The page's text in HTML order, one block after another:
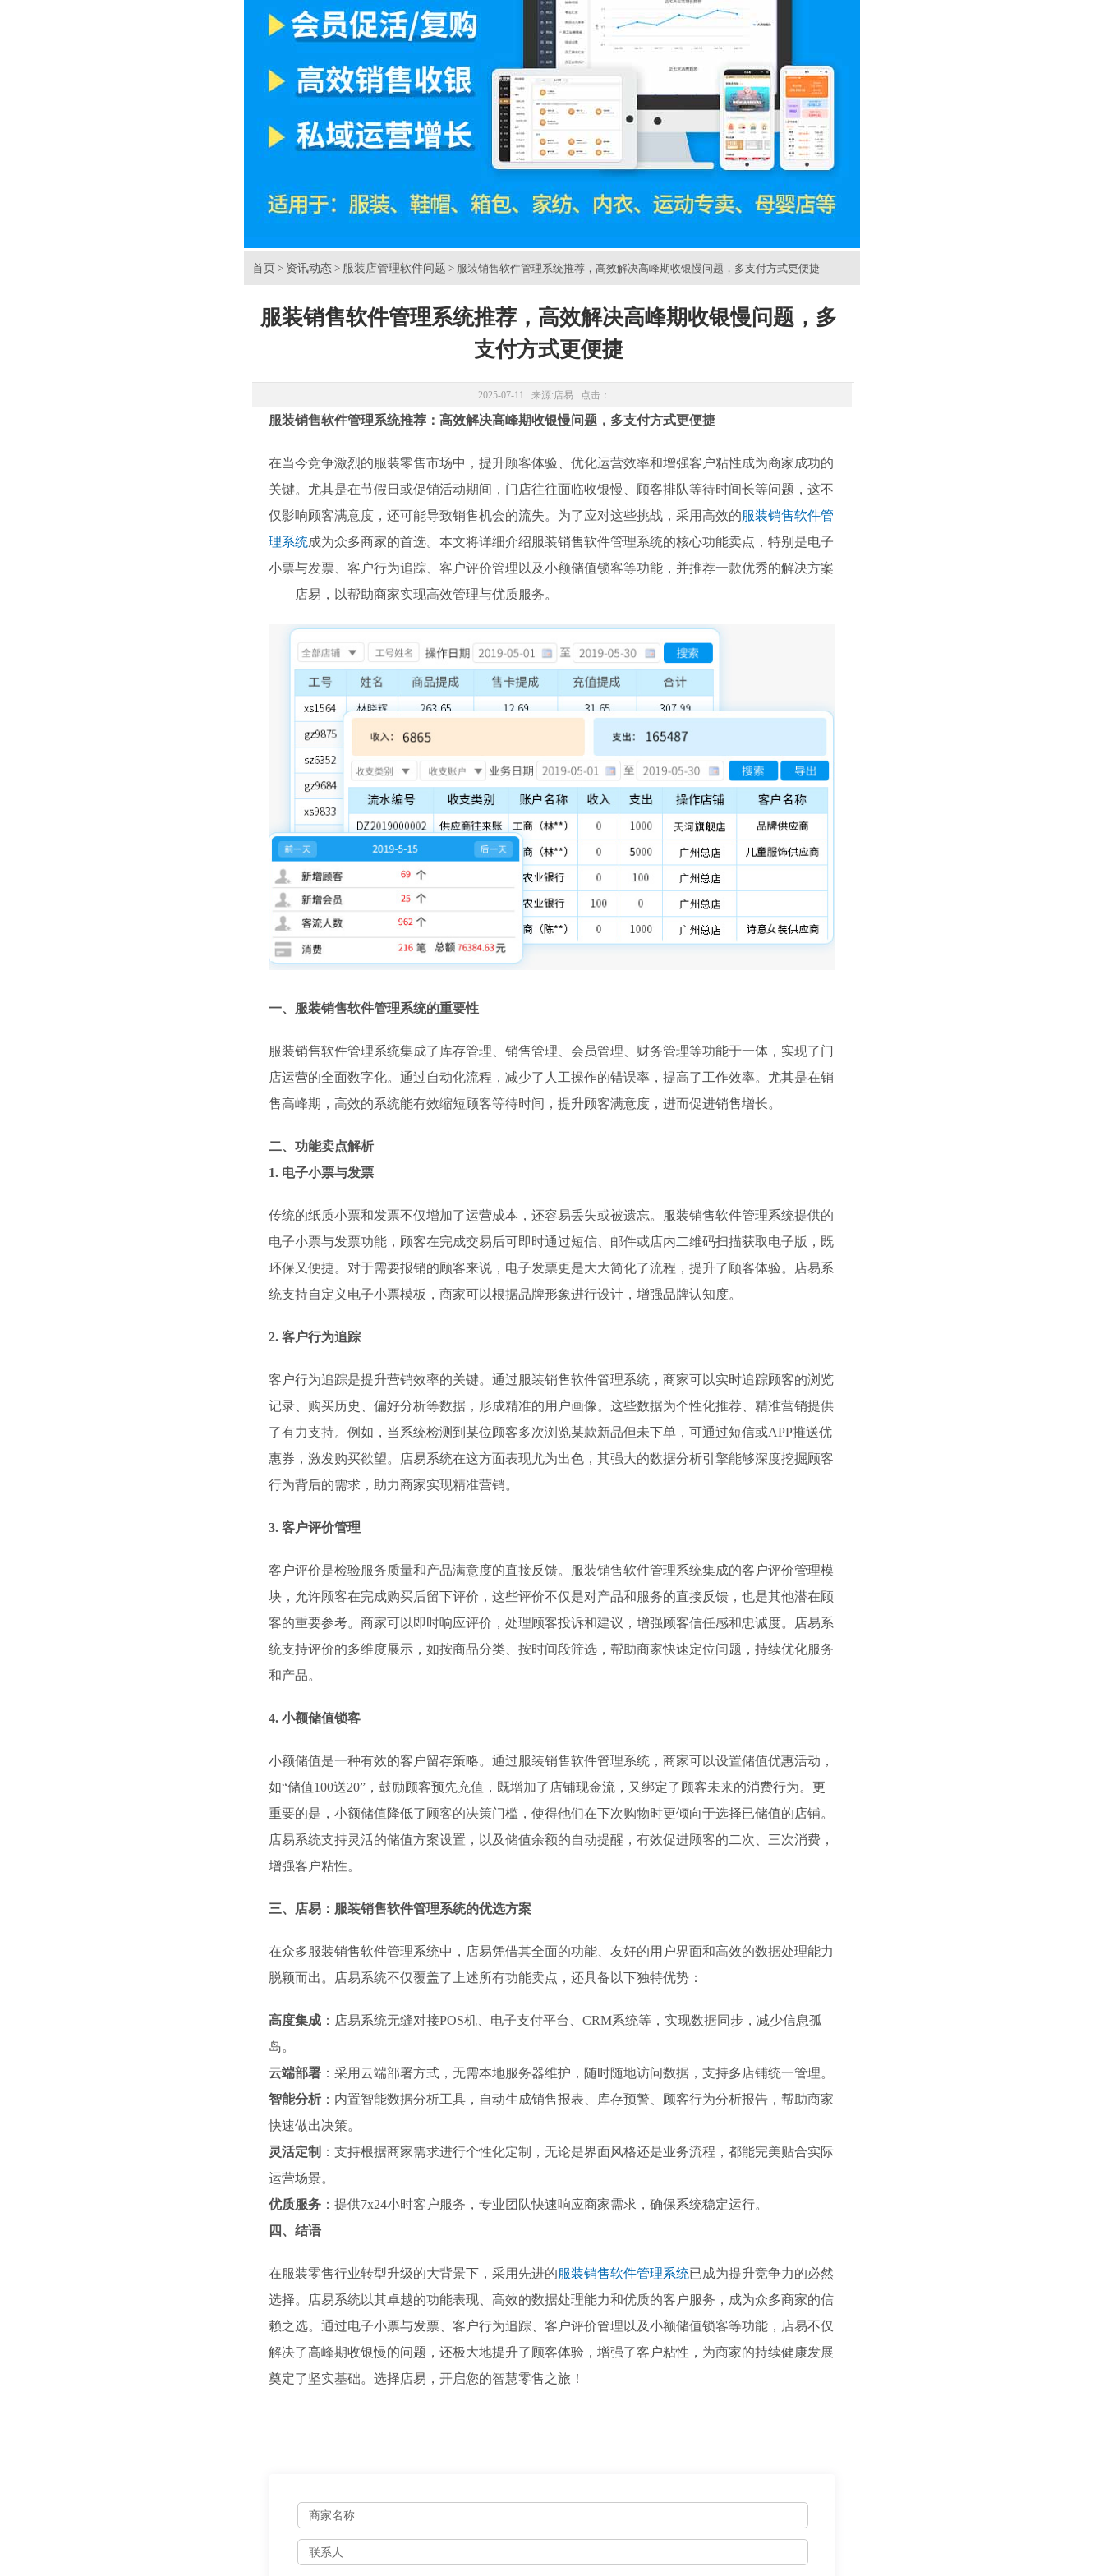
首页 > 资讯动态 > 服装店管理软件问题 > 服装销售软件管理系统推荐，高效解决高峰期收银慢问题，多支付方式更便捷
服装销售软件管理系统推荐，高效解决高峰期收银慢问题，多
支付方式更便捷
2025-07-11 来源:店易 点击：
服装销售软件管理系统推荐：高效解决高峰期收银慢问题，多支付方式更便捷
在当今竞争激烈的服装零售市场中，提升顾客体验、优化运营效率和增强客户粘性成为商家成功的
关键。尤其是在节假日或促销活动期间，门店往往面临收银慢、顾客排队等待时间长等问题，这不
仅影响顾客满意度，还可能导致销售机会的流失。为了应对这些挑战，采用高效的服装销售软件管
理系统成为众多商家的首选。本文将详细介绍服装销售软件管理系统的核心功能卖点，特别是电子
小票与发票、客户行为追踪、客户评价管理以及小额储值锁客等功能，并推荐一款优秀的解决方案
——店易，以帮助商家实现高效管理与优质服务。
一、服装销售软件管理系统的重要性
服装销售软件管理系统集成了库存管理、销售管理、会员管理、财务管理等功能于一体，实现了门
店运营的全面数字化。通过自动化流程，减少了人工操作的错误率，提高了工作效率。尤其是在销
售高峰期，高效的系统能有效缩短顾客等待时间，提升顾客满意度，进而促进销售增长。
二、功能卖点解析
1. 电子小票与发票
传统的纸质小票和发票不仅增加了运营成本，还容易丢失或被遗忘。服装销售软件管理系统提供的
电子小票与发票功能，顾客在完成交易后可即时通过短信、邮件或店内二维码扫描获取电子版，既
环保又便捷。对于需要报销的顾客来说，电子发票更是大大简化了流程，提升了顾客体验。店易系
统支持自定义电子小票模板，商家可以根据品牌形象进行设计，增强品牌认知度。
2. 客户行为追踪
客户行为追踪是提升营销效率的关键。通过服装销售软件管理系统，商家可以实时追踪顾客的浏览
记录、购买历史、偏好分析等数据，形成精准的用户画像。这些数据为个性化推荐、精准营销提供
了有力支持。例如，当系统检测到某位顾客多次浏览某款新品但未下单，可通过短信或APP推送优
惠券，激发购买欲望。店易系统在这方面表现尤为出色，其强大的数据分析引擎能够深度挖掘顾客
行为背后的需求，助力商家实现精准营销。
3. 客户评价管理
客户评价是检验服务质量和产品满意度的直接反馈。服装销售软件管理系统集成的客户评价管理模
块，允许顾客在完成购买后留下评价，这些评价不仅是对产品和服务的直接反馈，也是其他潜在顾
客的重要参考。商家可以即时响应评价，处理顾客投诉和建议，增强顾客信任感和忠诚度。店易系
统支持评价的多维度展示，如按商品分类、按时间段筛选，帮助商家快速定位问题，持续优化服务
和产品。
4. 小额储值锁客
小额储值是一种有效的客户留存策略。通过服装销售软件管理系统，商家可以设置储值优惠活动，
如“储值100送20”，鼓励顾客预先充值，既增加了店铺现金流，又绑定了顾客未来的消费行为。更
重要的是，小额储值降低了顾客的决策门槛，使得他们在下次购物时更倾向于选择已储值的店铺。
店易系统支持灵活的储值方案设置，以及储值余额的自动提醒，有效促进顾客的二次、三次消费，
增强客户粘性。
三、店易：服装销售软件管理系统的优选方案
在众多服装销售软件管理系统中，店易凭借其全面的功能、友好的用户界面和高效的数据处理能力
脱颖而出。店易系统不仅覆盖了上述所有功能卖点，还具备以下独特优势：
高度集成 ：店易系统无缝对接POS机、电子支付平台、CRM系统等，实现数据同步，减少信息孤
岛。
云端部署 ：采用云端部署方式，无需本地服务器维护，随时随地访问数据，支持多店铺统一管理。
智能分析 ：内置智能数据分析工具，自动生成销售报表、库存预警、顾客行为分析报告，帮助商家
快速做出决策。
灵活定制 ：支持根据商家需求进行个性化定制，无论是界面风格还是业务流程，都能完美贴合实际
运营场景。
优质服务 ：提供7x24小时客户服务，专业团队快速响应商家需求，确保系统稳定运行。
四、结语
在服装零售行业转型升级的大背景下，采用先进的服装销售软件管理系统已成为提升竞争力的必然
选择。店易系统以其卓越的功能表现、高效的数据处理能力和优质的客户服务，成为众多商家的信
赖之选。通过电子小票与发票、客户行为追踪、客户评价管理以及小额储值锁客等功能，店易不仅
解决了高峰期收银慢的问题，还极大地提升了顾客体验，增强了客户粘性，为商家的持续健康发展
奠定了坚实基础。选择店易，开启您的智慧零售之旅！